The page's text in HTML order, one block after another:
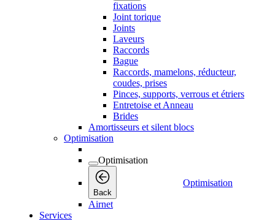
fixations
Joint torique
Joints
Laveurs
Raccords
Bague
Raccords, mamelons, réducteur,
coudes, prises
Pinces, supports, verrous et étriers
Entretoise et Anneau
Brides
Amortisseurs et silent blocs
Optimisation
Optimisation
Back
Optimisation
Airnet
Services